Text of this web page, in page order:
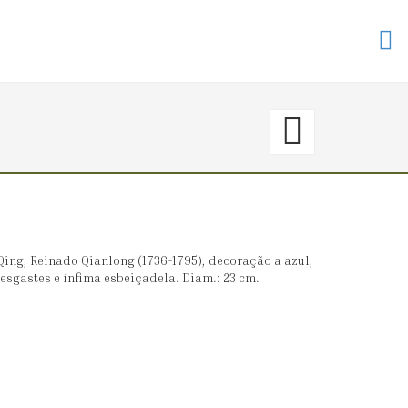
〈€
→
Reinado Qianlong (1736-1795), decoração a azul,
e ínfima esbeiçadela. Diam.: 23 cm.